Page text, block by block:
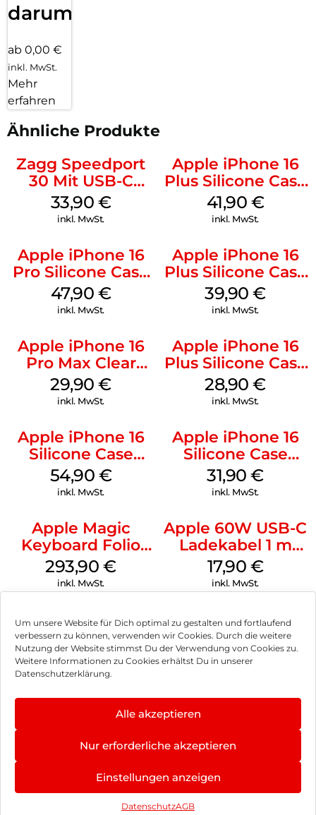
Um unsere Website für Dich optimal zu gestalten und fortlaufend
verbessern zu können, verwenden wir Cookies. Durch die weitere
Nutzung der Website stimmst Du der Verwendung von Cookies zu.
Weitere Informationen zu Cookies erhältst Du in unserer
Datenschutzerklärung.
Alle akzeptieren
Nur erforderliche akzeptieren
Einstellungen anzeigen
DatenschutzAGB
darum!
ab 0,00 €
inkl. MwSt.
Mehr
erfahren
Ähnliche Produkte
Zagg Speedport
30 Mit USB-C
Kabel Weiß
33,90 €
inkl. MwSt.
Apple iPhone 16
Plus Silicone Case
MagSafe Stone
Gray
41,90 €
inkl. MwSt.
Apple iPhone 16
Pro Silicone Case
MagSafe Denim
47,90 €
inkl. MwSt.
Apple iPhone 16
Plus Silicone Case
MagSafe Plum
39,90€
inkl. MwSt.
Apple iPhone 16
Pro Max Clear
Case MagSafe
Transparent
29,90€
inkl. MwSt.
Apple iPhone 16
Plus Silicone Case
MagSafe Black
28,90€
inkl. MwSt.
Apple iPhone 16
Silicone Case
MagSafe Lake
Green
54,90 €
inkl. MwSt.
Apple iPhone 16
Silicone Case
MagSafe Fuchsia
31,90€
inkl. MwSt.
Apple Magic
Keyboard Folio
iPad 10.9″ (10.Gen.)
Weiß
293,90€
inkl. MwSt.
Apple 60W USB-C
Ladekabel 1 m
Weiß
17,90 €
inkl. MwSt.
Impressum
Hinweis zur Batterieentsorgung
Newsletter
, Brodos AG – All Rights Reserved.